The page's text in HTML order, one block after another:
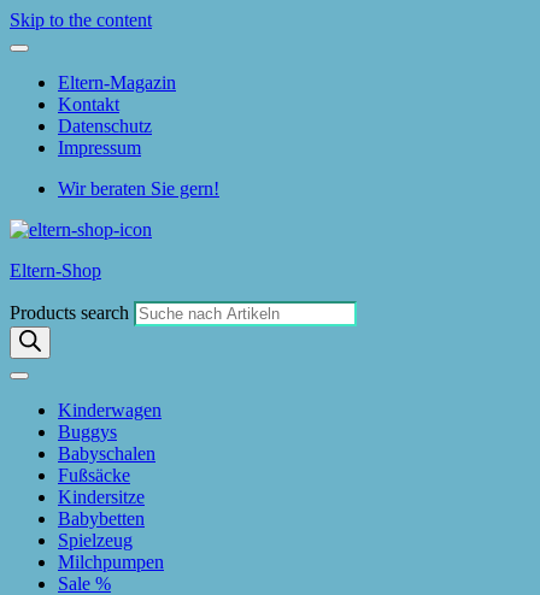
Skip to the content
Eltern-Magazin
Kontakt
Datenschutz
Impressum
Wir beraten Sie gern!
Eltern-Shop
Products search
Kinderwagen
Buggys
Babyschalen
Fußsäcke
Kindersitze
Babybetten
Spielzeug
Milchpumpen
Sale %